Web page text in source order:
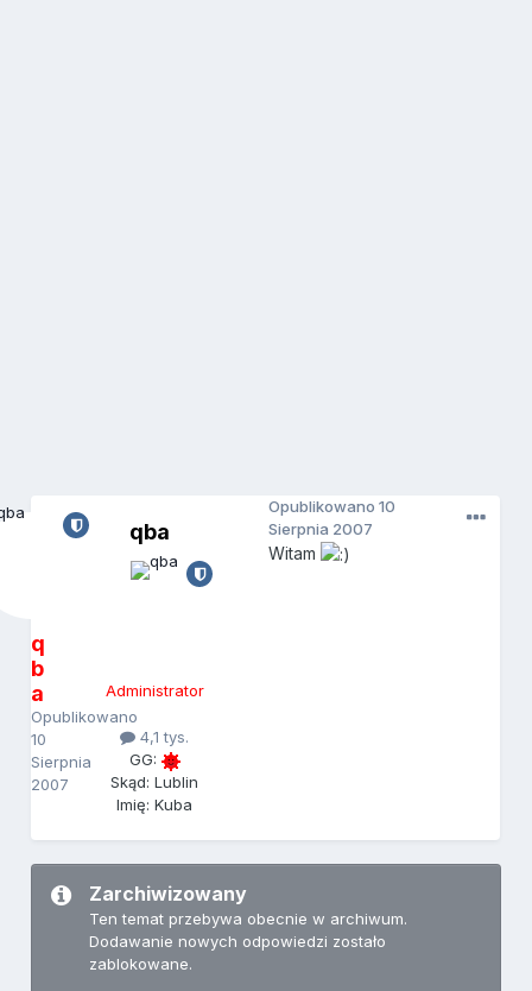
q
b
a
Opublikowano
10
Sierpnia
2007
qba
Administrator
4,1 tys.
GG:
Skąd: Lublin
Imię: Kuba
Opublikowano10
Sierpnia 2007
Witam
Zarchiwizowany
Ten temat przebywa obecnie w archiwum.
Dodawanie nowych odpowiedzi zostało
zablokowane.